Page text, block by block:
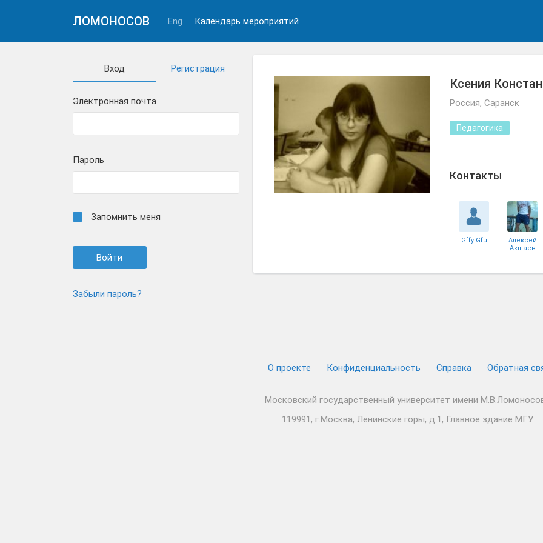
ЛОМОНОСОВ Eng Календарь мероприятий
Вход Регистрация
Электронная почта
Пароль
Запомнить меня
Забыли пароль?
Ксения
Россия, Саранск
Педагогика
Контакты
Gffy Gfu
Алексей
Акшаев
О проекте Конфиденциальность Cправка Обратная
Московский государственный университет имени
119991, г.Москва, Ленинские горы, д.1, Главное здание МГУ